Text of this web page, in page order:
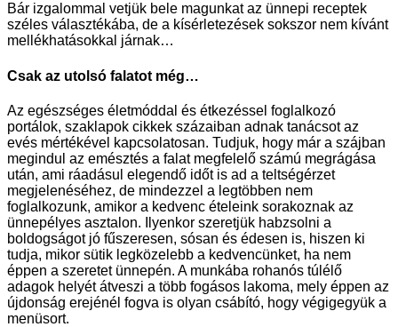
Bár izgalommal vetjük bele magunkat az ünnepi receptek
széles választékába, de a kísérletezések sokszor nem kívánt
mellékhatásokkal járnak…
Csak az utolsó falatot még…
Az egészséges életmóddal és étkezéssel foglalkozó
portálok, szaklapok cikkek százaiban adnak tanácsot az
evés mértékével kapcsolatosan. Tudjuk, hogy már a szájban
megindul az emésztés a falat megfelelő számú megrágása
után, ami ráadásul elegendő időt is ad a teltségérzet
megjelenéséhez, de mindezzel a legtöbben nem
foglalkozunk, amikor a kedvenc ételeink sorakoznak az
ünnepélyes asztalon. Ilyenkor szeretjük habzsolni a
boldogságot jó fűszeresen, sósan és édesen is, hiszen ki
tudja, mikor sütik legközelebb a kedvencünket, ha nem
éppen a szeretet ünnepén. A munkába rohanós túlélő
adagok helyét átveszi a több fogásos lakoma, mely éppen az
újdonság erejénél fogva is olyan csábító, hogy végigegyük a
menüsort.